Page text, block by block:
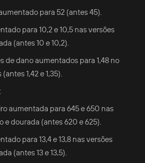
para 52 (antes 45).
para 10,2 e 10,5 nas versões
(antes 10 e 10,2).
de dano aumentados para 1,48 no
1,42 e 1,35).
aumentada para 645 e 650 nas
e dourada (antes 620 e 625).
para 13,4 e 13,8 nas versões
(antes 13 e 13,5).